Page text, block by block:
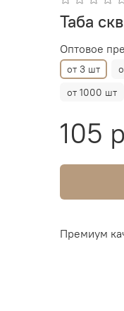
Таба
Оптовое
от 3 шт
от 1000 шт
105
Премиум